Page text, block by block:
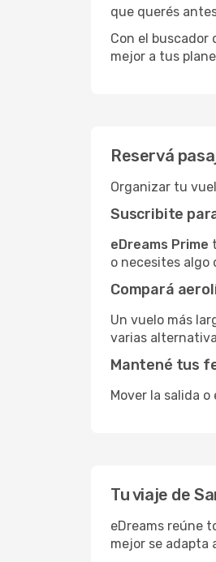
que querés
Con el buscador
mejor a tus
Reservá
Organizar tu
Suscribite
eDreams Prime
o necesites algo
Compará
Un vuelo más
varias
Mantené tus
Mover la salida
Tu viaje de
eDreams reúne
mejor se adapta